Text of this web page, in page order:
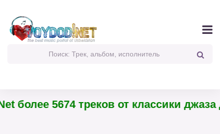
более 5674 треков от классики джаза